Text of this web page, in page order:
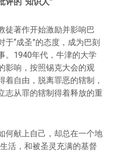
徒著作开始激励并影响巴
于“成圣”的态度，成为巴刻
。1940年代，牛津的大学
影响，按照锡克大会的观
着自由，脱离罪恶的辖制，
志从罪的辖制得着释放的重
何献上自己，却总在一个地
活，和被圣灵充满的基督